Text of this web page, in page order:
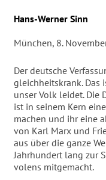
Autor/en
Hans-Werner Sinn
München, 8.
Der deutsche
gleichheitskrank. Das
unser Volk leidet. Die
ist in seinem Kern
machen und ihr eine
von Karl Marx und
aus über die ganze
Jahrhundert lang zur
volens mitgemacht.